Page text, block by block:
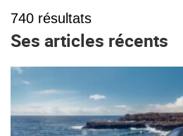
740 résultats
Ses articles récents